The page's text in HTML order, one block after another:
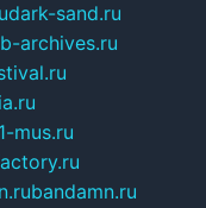
dark-sand.ru
archives.ru
1-mus.ru
bandamn.ru